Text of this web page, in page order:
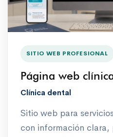
SITIO WEB PROFESIONAL
Página web
Clínica dental
Sitio web para
con información clara,